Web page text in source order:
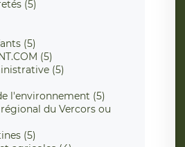
(5)
(5)
(5)
(5)
l'environnement (5)
du Vercors ou
(5)